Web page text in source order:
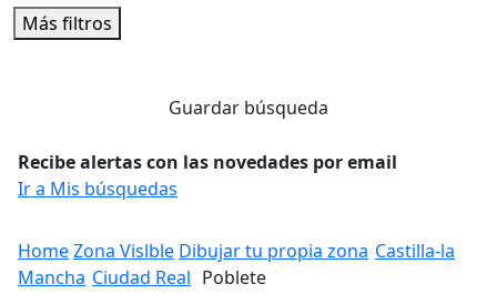
Más filtros
Guardar búsqueda
Recibe alertas con las novedades por email
Ir a Mis búsquedas
HomeZona Vislble Dibujar tu propia zona Castilla-la
Mancha Ciudad Real Poblete